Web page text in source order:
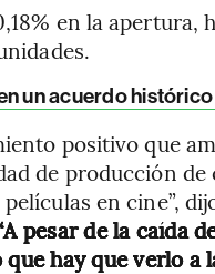
en la apertura,
un acuerdo
positivo que
de producción
en cine”,
pesar de la caída
hay que verlo a